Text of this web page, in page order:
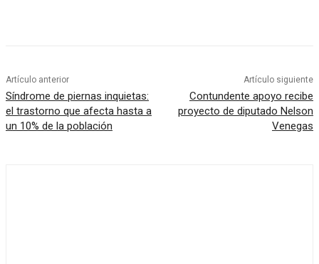
Artículo anterior
Síndrome de piernas inquietas:
el trastorno que afecta hasta a
un 10% de la población
Artículo siguiente
Contundente apoyo recibe
proyecto de diputado Nelson
Venegas